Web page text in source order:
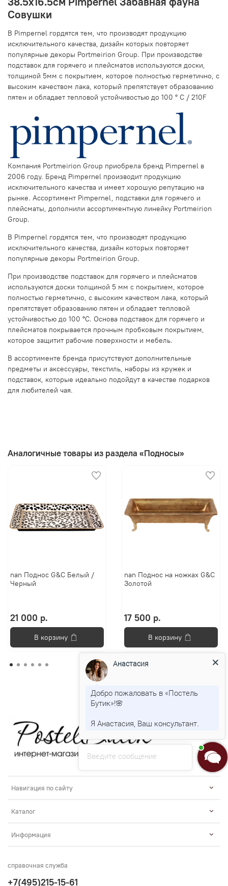
Совушки
В Pimpernel гордятся тем, что производят продукцию
исключительного качества, дизайн которых повторяет
популярные декоры Portmeirion Group. При производстве
подставок для горячего и плейсматов используются доски,
толщиной 5мм с покрытием, которое полностью герметично, с
высоким качеством лака, который препятствует образованию
пятен и обладает тепловой устойчивостью до 100 ° С / 210F
Компания Portmeirion Group приобрела бренд Pimpernel в
2006 году. Бренд Pimpernel производит продукцию
исключительного качества и имеет хорошую репутацию на
рынке. Ассортимент Pimpernel, подставки для горячего и
плейсматы, дополнили ассортиментную линейку Portmeirion
Group.
В Pimpernel гордятся тем, что производят продукцию
исключительного качества, дизайн которых повторяет
популярные декоры Portmeirion Group.
При производстве подставок для горячего и плейсматов
используются доски толщиной 5 мм с покрытием, которое
полностью герметично, с высоким качеством лака, который
препятствует образованию пятен и обладает тепловой
устойчивостью до 100 °С. Основа подставок для горячего и
плейсматов покрывается прочным пробковым покрытием,
которое защитит рабочие поверхности и мебель.
В ассортименте бренда присутствуют дополнительные
предметы и аксессуары, текстиль, наборы из кружек и
подставок, которые идеально подойдут в качестве подарков
для любителей чая.
Аналогичные товары из раздела «Подносы»
nan Поднос G&C Белый /
Черный
21 000 р.
В корзину
nan Поднос на ножках G&C
Золотой
17 500 р.
В корзину
Навигация по сайту
Каталог
Информация
справочная служба
+7(495)215-15-61
Введите сообщение
Анастасия
Добро пожаловать в «Постель
Бутик»!🌸
Я Анастасия, Ваш консультант.